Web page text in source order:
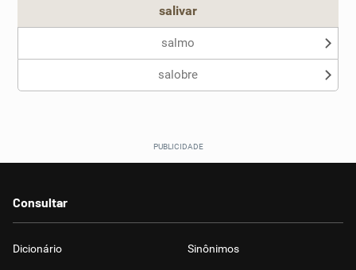
salivar
salmo
salobre
Consultar
Dicionário Sinônimos